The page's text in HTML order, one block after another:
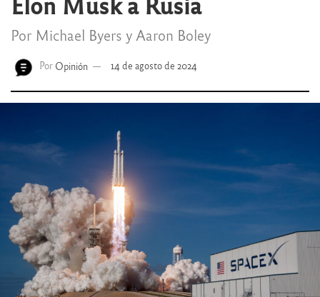
Por Michael Byers y Aaron Boley
Por Opinión 14 de agosto de 2024